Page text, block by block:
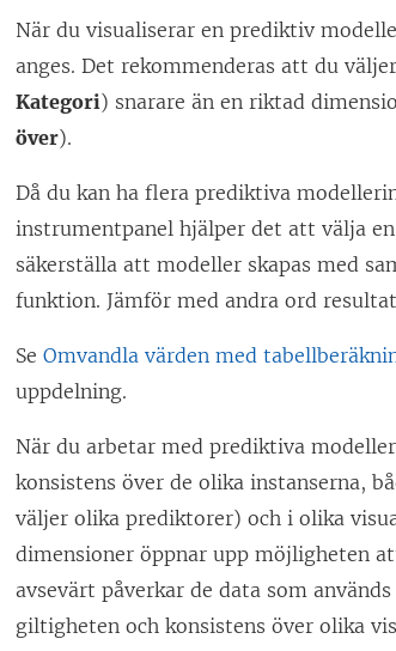
När du visualiserar en prediktiv
anges. Det rekommenderas att du
Kategori) snarare än en riktad
över).
Då du kan ha flera prediktiva
instrumentpanel hjälper det att välja
säkerställa att modeller skapas med
funktion. Jämför med andra ord
SeOmvandla värden med
uppdelning.
När du arbetar med prediktiva
konsistens över de olika instanserna,
väljer olika prediktorer) och i olika
dimensioner öppnar upp möjligheten
avsevärt påverkar de data som
giltigheten och konsistens över olika